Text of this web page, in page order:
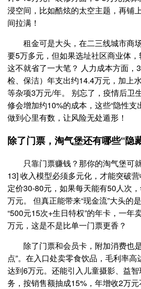
浸空间，比如酷炫的太空主题，再铺
间拉满！
租金可是大头，在二三线城市商
要5万多元，但如果选址社区商业体，
这不就省了一大笔？ 人力成本方面，
检、保洁）年支出约14.4万元，加上
等杂项3万元/年。 别忘了，疫情后卫
修会增加约10%的成本，这些“隐性支
做到心里有数，让风险无处遁形！
除了门票，淘气堡还有哪些“隐
只靠门票赚钱？那你的淘气堡可
13] 收入模型必须多元化，才能突破
定价30-80元，如果每天能有50人次
万元。 但真正能带来“现金流”大头的
“500元15次+生日特权”的年卡，一年
万元，这是不是比单一门票更香？
除了门票和会员卡，附加消费也
点”。在入口处卖零食饮品，毛利率
达到6万元。还能引入儿童摄影、益
务，按销售额抽成15%，年增收2万元